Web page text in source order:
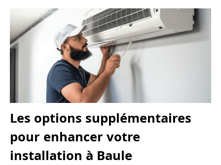
Les options supplémentaires
pour enhancer votre
installation à Baule